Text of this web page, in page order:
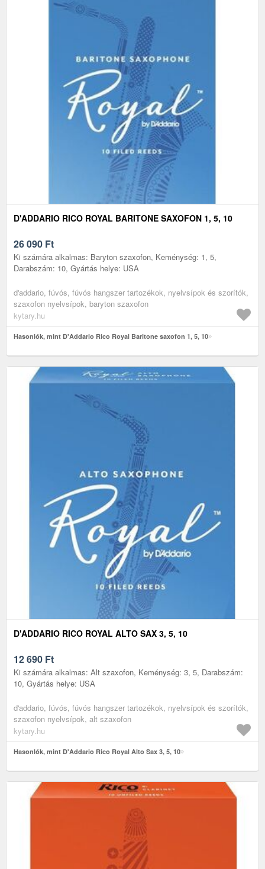
D'ADDARIO RICO ROYAL BARITONE SAXOFON 1, 5, 10
26 090 Ft
Ki számára alkalmas: Baryton szaxofon, Keménység: 1, 5,
Darabszám: 10, Gyártás helye: USA
d'addario, fúvós, fúvós hangszer tartozékok, nyelvsípok és szorítók,
szaxofon nyelvsípok, baryton szaxofon
kytary.hu
Hasonlók, mint D'Addario Rico Royal Baritone saxofon 1, 5, 10
D'ADDARIO RICO ROYAL ALTO SAX 3, 5, 10
12 690 Ft
Ki számára alkalmas: Alt szaxofon, Keménység: 3, 5, Darabszám:
10, Gyártás helye: USA
d'addario, fúvós, fúvós hangszer tartozékok, nyelvsípok és szorítók,
szaxofon nyelvsípok, alt szaxofon
kytary.hu
Hasonlók, mint D'Addario Rico Royal Alto Sax 3, 5, 10